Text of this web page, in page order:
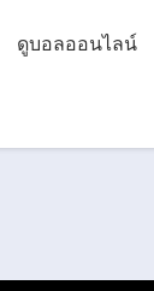
ดูบอลออนไลน์